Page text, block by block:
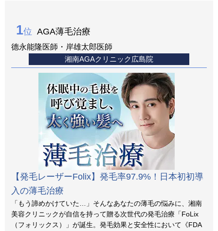
1位 AGA薄毛治療
德永能隆医師・岸雄太郎医師
湘南AGAクリニック広島院
【発毛レーザーFolix】発毛率97.9%！日本初初導
入の薄毛治療
「もう諦めかけていた…」そんなあなたの薄毛の悩みに、湘南
美容クリニックが自信を持って贈る次世代の発毛治療「FoLix
（フォリックス）」が誕生。発毛効果と安全性において《FDA